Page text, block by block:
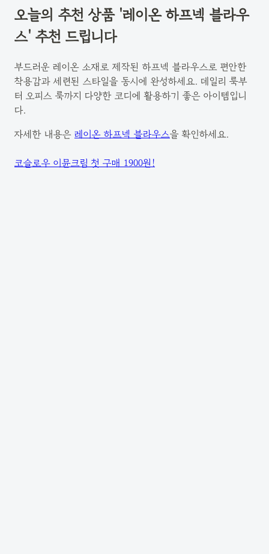
오늘의 추천 상품 '레이온 하프넥 블라우
스' 추천 드립니다
부드러운 레이온 소재로 제작된 하프넥 블라우스로 편안한
착용감과 세련된 스타일을 동시에 완성하세요. 데일리 룩부
터 오피스 룩까지 다양한 코디에 활용하기 좋은 아이템입니
다.
자세한 내용은 레이온 하프넥 블라우스을 확인하세요.
코슬로우 이뮨크림 첫 구매 1900원!